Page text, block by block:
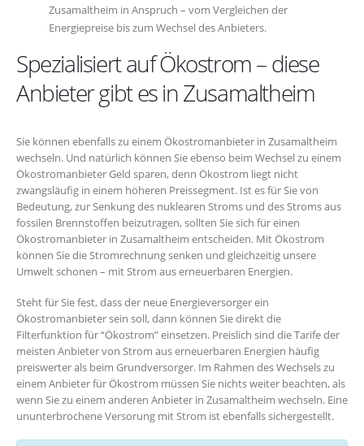
Zusamaltheim in Anspruch – vom Vergleichen der
Energiepreise bis zum Wechsel des Anbieters.
Spezialisiert auf Ökostrom – diese
Anbieter gibt es in Zusamaltheim
Sie können ebenfalls zu einem Ökostromanbieter in Zusamaltheim
wechseln. Und natürlich können Sie ebenso beim Wechsel zu einem
Ökostromanbieter Geld sparen, denn Ökostrom liegt nicht
zwangsläufig in einem höheren Preissegment. Ist es für Sie von
Bedeutung, zur Senkung des nuklearen Stroms und des Stroms aus
fossilen Brennstoffen beizutragen, sollten Sie sich für einen
Ökostromanbieter in Zusamaltheim entscheiden. Mit Ökostrom
können Sie die Stromrechnung senken und gleichzeitig unsere
Umwelt schonen – mit Strom aus erneuerbaren Energien.
Steht für Sie fest, dass der neue Energieversorger ein
Ökostromanbieter sein soll, dann können Sie direkt die
Filterfunktion für “Ökostrom” einsetzen. Preislich sind die Tarife der
meisten Anbieter von Strom aus erneuerbaren Energien häufig
preiswerter als beim Grundversorger. Im Rahmen des Wechsels zu
einem Anbieter für Ökostrom müssen Sie nichts weiter beachten, als
wenn Sie zu einem anderen Anbieter in Zusamaltheim wechseln. Eine
ununterbrochene Versorung mit Strom ist ebenfalls sichergestellt.